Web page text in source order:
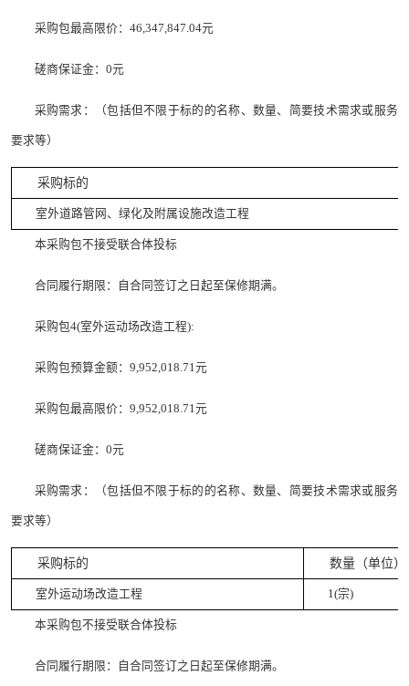
采购包最高限价：46,347,847.04元
磋商保证金：0元
采购需求：（包括但不限于标的的名称、数量、简要技术需求或服务
要求等）
采购标的
室外道路管网、绿化及附属设施改造工程
本采购包不接受联合体投标
合同履行期限：自合同签订之日起至保修期满。
采购包4(室外运动场改造工程):
采购包预算金额：9,952,018.71元
采购包最高限价：9,952,018.71元
磋商保证金：0元
采购需求：（包括但不限于标的的名称、数量、简要技术需求或服务
要求等）
采购标的 数量（单位）
室外运动场改造工程 1(宗)
本采购包不接受联合体投标
合同履行期限：自合同签订之日起至保修期满。